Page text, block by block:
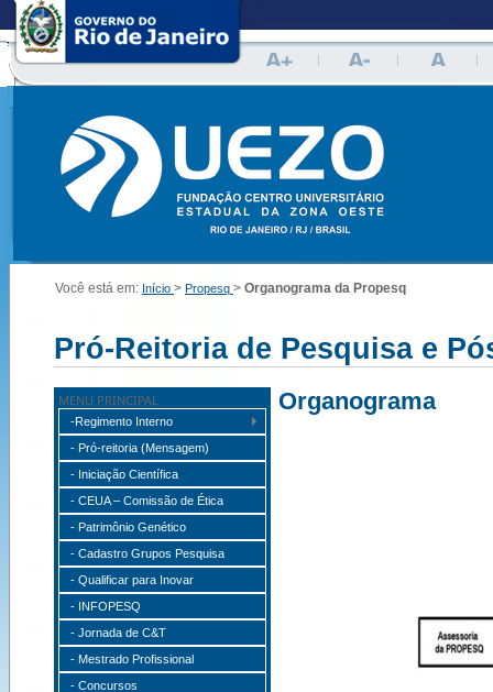
| | |
Você está em: Início > Propesq > Organograma da Propesq
Pró-Reitoria de Pesquisa e
MENU PRINCIPAL
-Regimento Interno
- Pró-reitoria (Mensagem)
- Iniciação Científica
- CEUA – Comissão de Ética
- Patrimônio Genético
- Cadastro Grupos Pesquisa
- Qualificar para Inovar
- INFOPESQ
- Jornada de C&T
- Mestrado Profissional
- Concursos
Organograma